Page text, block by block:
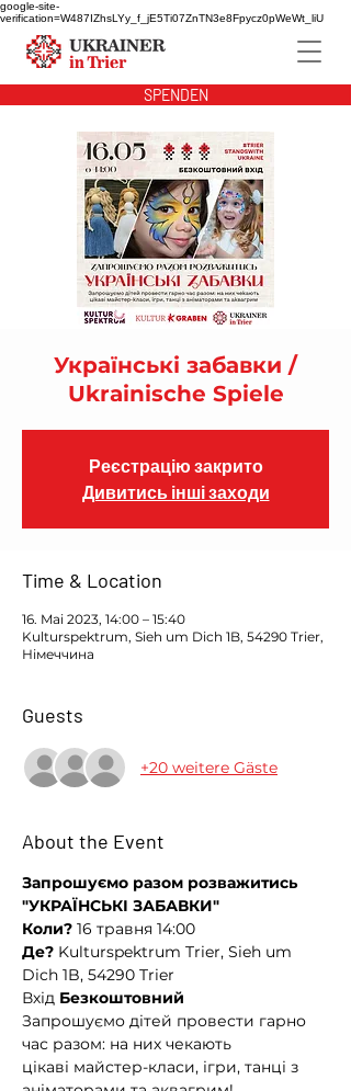
google-site-
verification=W487IZhsLYy_f_jE5Ti07ZnTN3e8Fpycz0pWeWt_liU
SPENDEN
Українські забавки /
Ukrainische Spiele
Реєстрацію закрито
Дивитись інші заходи
Time & Location
16. Mai 2023, 14:00 – 15:40
Kulturspektrum, Sieh um Dich 1B, 54290 Trier,
Німеччина
Guests
+20 weitere Gäste
About the Event
Запрошуємо разом розважитись
"УКРАЇНСЬКІ ЗАБАВКИ"
Коли? 16 травня 14:00
Де? Kulturspektrum Trier, Sieh um
Dich 1B, 54290 Trier
Вхід Безкоштовний
Запрошуємо дітей провести гарно
час разом: на них чекають
цікаві майстер-класи, ігри, танці з